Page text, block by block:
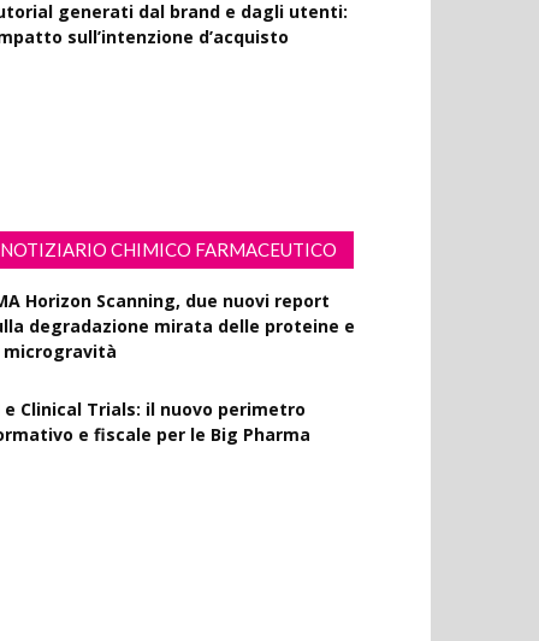
generati dal brand e dagli utenti:
sull’intenzione d’acquisto
NOTIZIARIO CHIMICO FARMACEUTICO
Horizon Scanning, due nuovi report
degradazione mirata delle proteine e
microgravità
e Clinical Trials: il nuovo perimetro
e fiscale per le Big Pharma